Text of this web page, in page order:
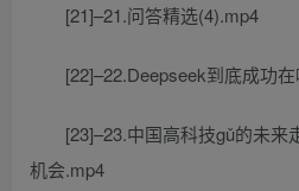
[21]–21.问答精选(4).mp4
[22]–22.Deepseek到底成功
[23]–23.中国高科技gǔ的未
机会.mp4